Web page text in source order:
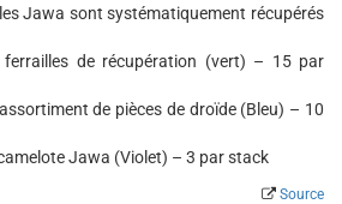
Jawa sont systématiquement récupérés
ferrailles de récupération (vert) – 15 par
de pièces de droïde (Bleu) – 10
Jawa (Violet) – 3 par stack
Source